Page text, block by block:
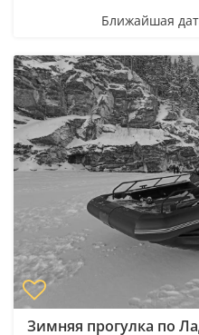
Ближайшая
Зимняя прогулка по